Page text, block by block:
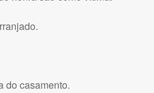
do casamento.